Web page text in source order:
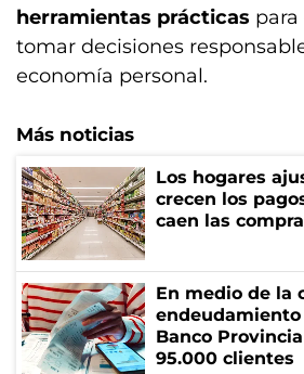
herramientas prácticas
tomar decisiones
economía personal.
Más noticias
Los hogares
crecen los
caen las
En medio de la
Banco
95.000 clientes